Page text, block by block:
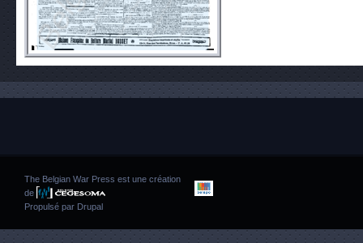
The Belgian War Press est une création
de
Propulsé par Drupal